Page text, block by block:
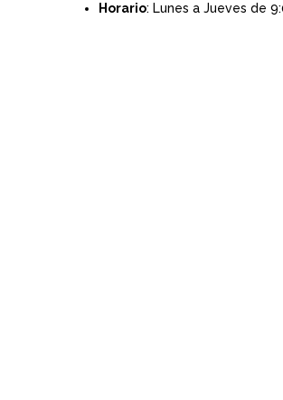
Horario: Lunes a Jueves de